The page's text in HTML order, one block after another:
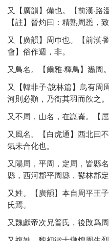
又【廣韻】備也。【前漢·路
【註】晉灼曰：精熟周悉，
又【廣韻】周帀也。【前漢·
會】俗作週，非。
又鳥名。【爾雅·釋鳥】巂周
又【韓非子·說林篇】鳥有
河則必顚，乃銜其羽而飮之。
又不周，山名，在崑崙。【
又風名。【白虎通】西北曰
氣未合化也。
又陽周，平周，定周，皆縣
縣，西河郡平周縣，鬰林郡定
又姓。【廣韻】本自周平王
氏焉。
又魏獻帝次兄普氏，後攺爲周